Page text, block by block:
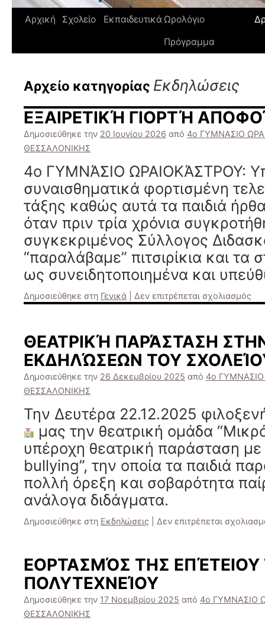
Αρχική Σχολείο Εκπαιδευτικά Ωρολόγιο
Πρόγραμμα
Αρχείο κατηγορίας Εκδηλώσεις
ΕΞΑΙΡΕΤΙΚΉ ΓΙΟΡΤΉ
Δημοσιεύθηκε την 20 Ιουνίου 2026 από 4ο ΓΥΜΝΑΣΙΟ
ΘΕΣΣΑΛΟΝΙΚΗΣ
4ο ΓΥΜΝΆΣΙΟ ΩΡΑΙΟΚΆΣΤΡΟΥ:
συναισθηματικά φορτισμένη
τάξης καθώς αυτά τα παιδιά
όταν πριν τρία χρόνια
συγκεκριμένος Σύλλογος
“παραλάβαμε” πιτσιρίκια και τα
ως συνειδητοποιημένα και
Δημοσιεύθηκε στη Γενικά Δεν επιτρέπεται σχολιασμός
ΘΕΑΤΡΙΚΉ ΠΑΡΆΣΤΑΣΗ
ΕΚΔΗΛΏΣΕΩΝ ΤΟΥ
Δημοσιεύθηκε την 26 Δεκεμβρίου 2025 από 4ο
ΘΕΣΣΑΛΟΝΙΚΗΣ
Την Δευτέρα 22.12.2025
μας την θεατρική ομάδα
υπέροχη θεατρική παράσταση με
bullying”, την οποία τα παιδιά
πολλή όρεξη και σοβαρότητα
ανάλογα διδάγματα.
Δημοσιεύθηκε στη Εκδηλώσεις Δεν επιτρέπεται
ΕΟΡΤΑΣΜΌΣ ΤΗΣ ΕΠΈΤΕΙΟΥ
ΠΟΛΥΤΕΧΝΕΊΟΥ
Δημοσιεύθηκε την 17 Νοεμβρίου 2025 από 4ο ΓΥΜΝΑΣΙΟ
ΘΕΣΣΑΛΟΝΙΚΗΣ